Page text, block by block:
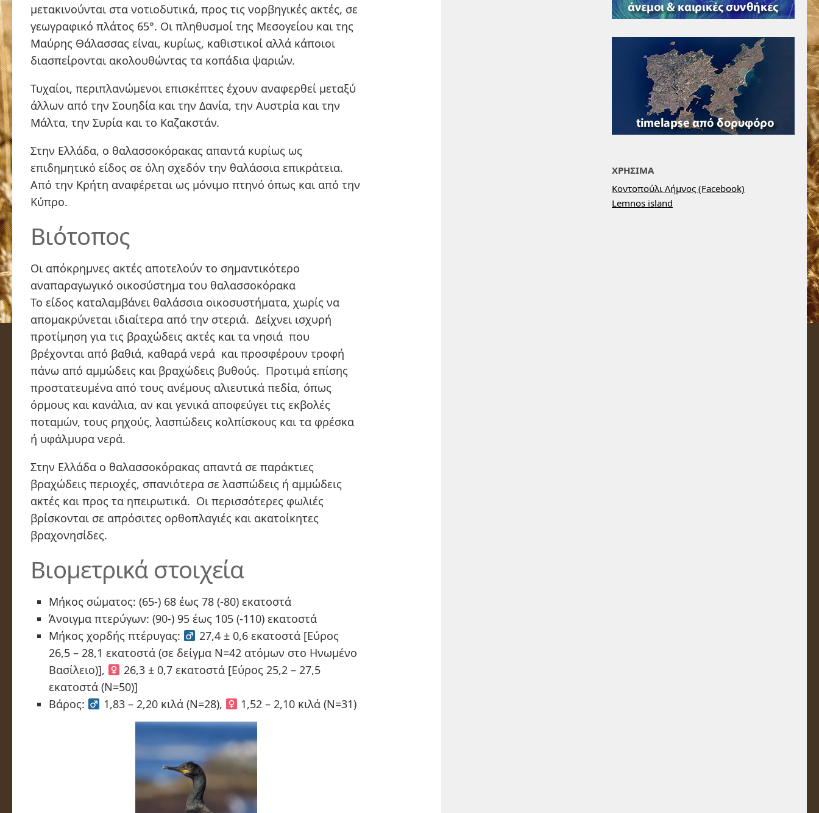
μετακινούνται στα νοτιοδυτικά, προς τις νορβηγικές ακτές, σε
γεωγραφικό πλάτος 65°. Οι πληθυσμοί της Μεσογείου και της
Μαύρης Θάλασσας είναι, κυρίως, καθιστικοί αλλά κάποιοι
διασπείρονται ακολουθώντας τα κοπάδια ψαριών.
Τυχαίοι, περιπλανώμενοι επισκέπτες έχουν αναφερθεί μεταξύ
άλλων από την Σουηδία και την Δανία, την Αυστρία και την
Μάλτα, την Συρία και το Καζακστάν.
Στην Ελλάδα, ο θαλασσοκόρακας απαντά κυρίως ως
επιδημητικό είδος σε όλη σχεδόν την θαλάσσια επικράτεια.
Από την Κρήτη αναφέρεται ως μόνιμο πτηνό όπως και από την
Κύπρο.
Βιότοπος
Οι απόκρημνες ακτές αποτελούν το σημαντικότερο
αναπαραγωγικό οικοσύστημα του θαλασσοκόρακα
Το είδος καταλαμβάνει θαλάσσια οικοσυστήματα, χωρίς να
απομακρύνεται ιδιαίτερα από την στεριά. Δείχνει ισχυρή
προτίμηση για τις βραχώδεις ακτές και τα νησιά που
βρέχονται από βαθιά, καθαρά νερά και προσφέρουν τροφή
πάνω από αμμώδεις και βραχώδεις βυθούς. Προτιμά επίσης
προστατευμένα από τους ανέμους αλιευτικά πεδία, όπως
όρμους και κανάλια, αν και γενικά αποφεύγει τις εκβολές
ποταμών, τους ρηχούς, λασπώδεις κολπίσκους και τα φρέσκα
ή υφάλμυρα νερά.
Στην Ελλάδα ο θαλασσοκόρακας απαντά σε παράκτιες
βραχώδεις περιοχές, σπανιότερα σε λασπώδεις ή αμμώδεις
ακτές και προς τα ηπειρωτικά. Οι περισσότερες φωλιές
βρίσκονται σε απρόσιτες ορθοπλαγιές και ακατοίκητες
βραχονησίδες.
Βιομετρικά στοιχεία
Μήκος σώματος: (65-) 68 έως 78 (-80) εκατοστά
Άνοιγμα πτερύγων: (90-) 95 έως 105 (-110) εκατοστά
Μήκος χορδής πτέρυγας:
27,4 ± 0,6 εκατοστά [Εύρος
26,5 – 28,1 εκατοστά (σε δείγμα Ν=42 ατόμων στο Ηνωμένο
Βασίλειο)],
26,3 ± 0,7 εκατοστά [Εύρος 25,2 – 27,5
εκατοστά (Ν=50)]
Βάρος:
1,83 – 2,20 κιλά (Ν=28), 1,52 – 2,10 κιλά (Ν=31)
ΧΡΗΣΙΜΑ
Κοντοπούλι Λήμνος (Facebook)
Lemnos island